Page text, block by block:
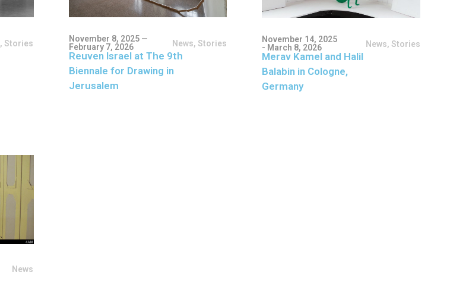
, Stories
November 8, 2025 —
February 7, 2026
News, Stories
Reuven Israel at The 9th
Biennale for Drawing in
Jerusalem
November 14, 2025
- March 8, 2026
News, Stories
Merav Kamel and Halil
Balabin in Cologne,
Germany
News